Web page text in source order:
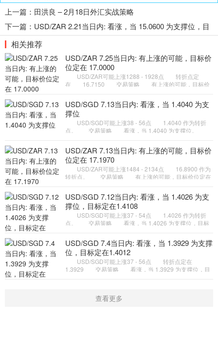
上一篇： 田洪良 – 2月18日外汇实战策略
下一篇： USD/ZAR 2.21当日内: 看涨，当 15.0600 为支撑位，目
标定在15.2890
相关推荐
USD/ZAR 7.25当日内: 有上涨的可能，目标价
位定在 17.0000
USD/ZAR可能上涨1288 - 1928点 转折点定
在 16.7150 交易策略 有上涨的可能，目标价
，将带来继续下跌的趋
USD/SGD 7.13当日内: 看涨，当 1.4040 为支
撑位
USD/SGD可能上涨38 - 56点 1.4040 作为转折
点。 交易策略 看涨，当 1.4040 为支撑位。
USD/ZAR 7.13当日内: 有上涨的可能，目标价
位定在 17.1970
USD/ZAR可能上涨1484 - 2134点 16.8900 作为
转折点。 交易策略 有上涨的可能，目标价位定在
USD/ZAR 目标方向定在 1
USD/SGD 7.12当日内: 看涨，当 1.4026 为支
撑位，目标定在1.4108
USD/SGD可能上涨37 - 54点 1.4026 作为转折
点。 交易策略 看涨，当 1.4026 为支撑位，目标
来继续下跌的趋势，目
USD/SGD 7.4当日内: 看涨，当 1.3929 为支撑
位，目标定在1.4012
USD/SGD可能上涨37 - 56点 转折点定在
1.3929 交易策略 看涨，当 1.3929 为支撑位，目
查看更多